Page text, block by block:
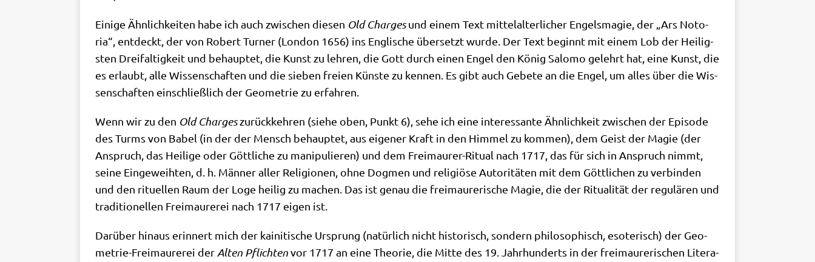
Eini­ge Ähn­lich­kei­ten habe ich auch zwi­schen die­sen Old Char­gesund einem Text mit­tel­al­ter­li­cher Engels­ma­gie, der „Ars Noto­
ria“, ent­deckt, der von Robert Tur­ner (Lon­don 1656) ins Eng­li­sche über­setzt wur­de. Der Text beginnt mit einem Lob der Hei­lig­
sten Drei­fal­tig­keit und behaup­tet, die Kunst zu leh­ren, die Gott durch einen Engel den König Salo­mo gelehrt hat, eine Kunst, die
es erlaubt, alle Wis­sen­schaf­ten und die sie­ben frei­en Kün­ste zu ken­nen. Es gibt auch Gebe­te an die Engel, um alles über die Wis­
sen­schaf­ten ein­schließ­lich der Geo­me­trie zu erfahren.
Wenn wir zu den Old Char­geszurück­keh­ren (sie­he oben, Punkt 6), sehe ich eine inter­es­san­te Ähn­lich­keit zwi­schen der Epi­so­de
des Turms von Babel (in der der Mensch behaup­tet, aus eige­ner Kraft in den Him­mel zu kom­men), dem Geist der Magie (der
Anspruch, das Hei­li­ge oder Gött­li­che zu mani­pu­lie­ren) und dem Frei­mau­rer-Ritu­al nach 1717, das für sich in Anspruch nimmt,
sei­ne Ein­ge­weih­ten, d. h. Män­ner aller Reli­gio­nen, ohne Dog­men und reli­giö­se Auto­ri­tä­ten mit dem Gött­li­chen zu ver­bin­den
und den ritu­el­len Raum der Loge hei­lig zu machen. Das ist genau die frei­mau­re­ri­sche Magie, die der Ritua­li­tät der regu­lä­ren und
tra­di­tio­nel­len Frei­mau­re­rei nach 1717 eigen ist.
Dar­über hin­aus erin­nert mich der kai­ni­ti­sche Ursprung (natür­lich nicht histo­risch, son­dern phi­lo­so­phisch, eso­te­risch) der Geo­
me­trie-Frei­mau­re­rei der Alten Pflich­tenvor 1717 an eine Theo­rie, die Mit­te des 19. Jahr­hun­derts in der frei­mau­re­ri­schen Lite­ra­